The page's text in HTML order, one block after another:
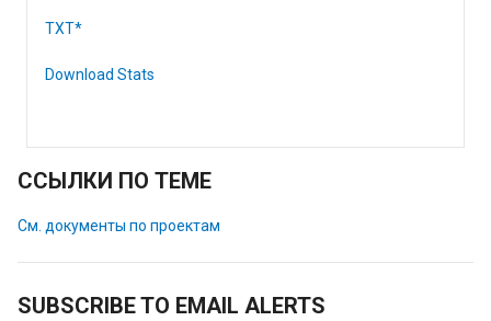
TXT*
Download Stats
ССЫЛКИ ПО ТЕМЕ
См. документы по проектам
SUBSCRIBE TO EMAIL ALERTS